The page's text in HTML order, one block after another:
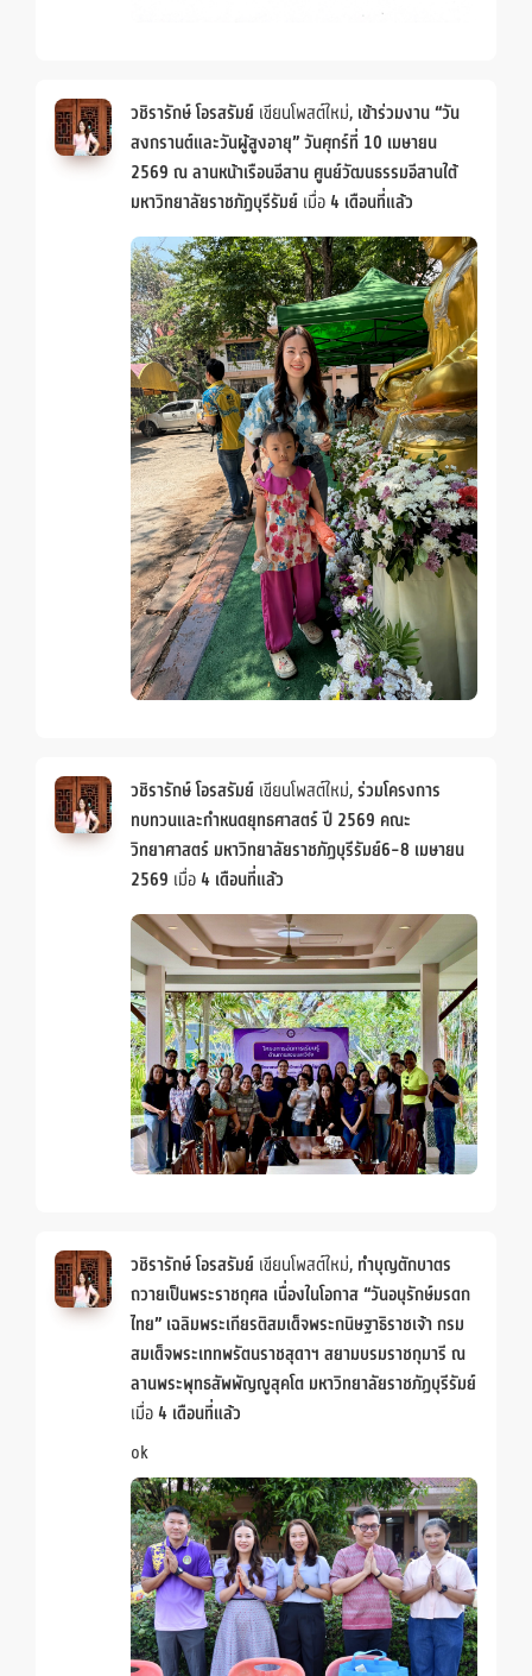
วชิรารักษ์ โอรสรัมย์ เขียนโพสต์ใหม่, เข้าร่วมงาน “วัน
สงกรานต์และวันผู้สูงอายุ” วันศุกร์ที่ 10 เมษายน
2569 ณ ลานหน้าเรือนอีสาน ศูนย์วัฒนธรรมอีสานใต้
มหาวิทยาลัยราชภัฏบุรีรัมย์ เมื่อ 4 เดือนที่แล้ว
วชิรารักษ์ โอรสรัมย์ เขียนโพสต์ใหม่,ร่วมโครงการ
ทบทวนและกำหนดยุทธศาสตร์ ปี 2569 คณะ
วิทยาศาสตร์ มหาวิทยาลัยราชภัฏบุรีรัมย์6-8 เมษายน
2569 เมื่อ 4 เดือนที่แล้ว
วชิรารักษ์ โอรสรัมย์ เขียนโพสต์ใหม่, ทำบุญตักบาตร
ถวายเป็นพระราชกุศล เนื่องในโอกาส “วันอนุรักษ์มรดก
ไทย” เฉลิมพระเกียรติสมเด็จพระกนิษฐาธิราชเจ้า กรม
สมเด็จพระเททพรัตนราชสุดาฯ สยามบรมราชกุมารี ณ
ลานพระพุทธสัพพัญญูสุคโต มหาวิทยาลัยราชภัฏบุรีรัมย์
เมื่อ 4 เดือนที่แล้ว
ok